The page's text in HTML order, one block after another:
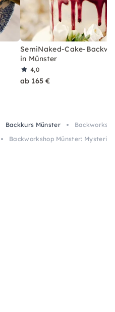
SemiNaked-Cake-
in Münster
4,0
ab 165 €
Backkurs Münster
Backworkshop Münster: